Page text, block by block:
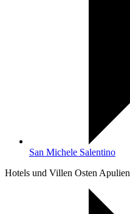
San Michele Salentino
Hotels und Villen Osten Apulien